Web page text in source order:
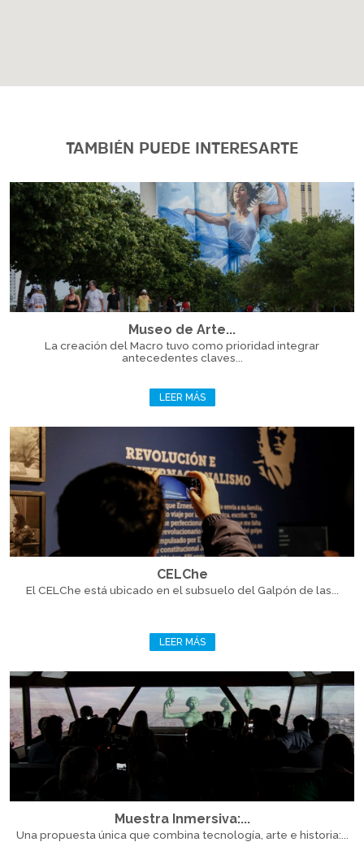
TAMBIÉN PUEDE INTERESARTE
Museo de Arte...
La creación del Macro tuvo como prioridad integrar
antecedentes claves...
LEER MÁS
CELChe
El CELChe está ubicado en el subsuelo del Galpón de las...
LEER MÁS
Muestra Inmersiva:...
Una propuesta única que combina tecnología, arte e historia:...